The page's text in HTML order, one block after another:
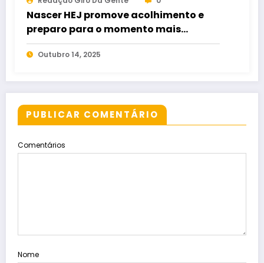
Nascer HEJ promove acolhimento e
preparo para o momento mais
esperado da maternidade
Outubro 14, 2025
PUBLICAR COMENTÁRIO
Comentários
Nome